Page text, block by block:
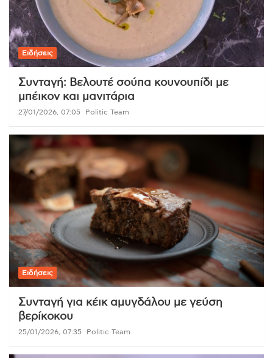
Ειδήσεις
Συνταγή: Βελουτέ σούπα κουνουπίδι με
μπέικον και μανιτάρια
27/01/2026, 07:05 Politic Team
Ειδήσεις
Συνταγή για κέικ αμυγδάλου με γεύση
βερίκοκου
25/01/2026, 07:35 Politic Team